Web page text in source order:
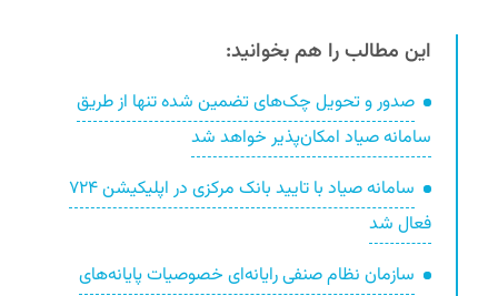
این مطالب را هم بخوانید:
صدور و تحویل چک‌های تضمین شده تنها از طریق
سامانه صیاد امکان‌پذیر خواهد شد
سامانه صیاد با تایید بانک مرکزی در اپلیکیشن ۷۲۴
فعال شد
سازمان نظام صنفی رایانه‌ای خصوصیات پایانه‌های